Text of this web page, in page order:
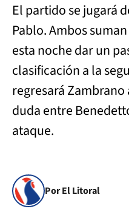
El partido se jugará
Pablo. Ambos
esta noche dar un
clasificación a la
regresará Zambrano
duda entre
ataque.
Por El Litoral